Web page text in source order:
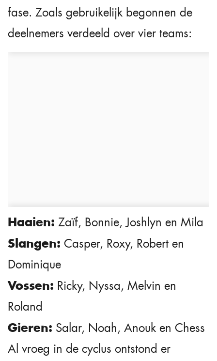
fase. Zoals gebruikelijk begonnen de
deelnemers verdeeld over vier teams:
Haaien: Zaïf, Bonnie, Joshlyn en Mila
Slangen: Casper, Roxy, Robert en
Dominique
Vossen: Ricky, Nyssa, Melvin en
Roland
Gieren: Salar, Noah, Anouk en Chess
Al vroeg in de cyclus ontstond er